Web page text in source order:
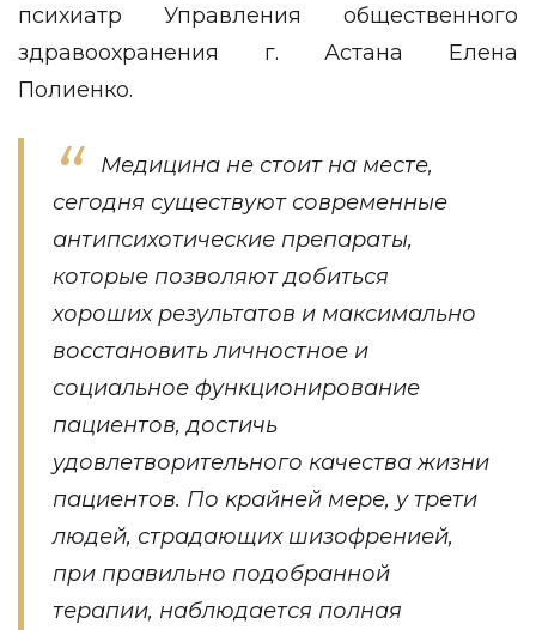
психиатр Управления общественного
здравоохранения г. Астана Елена
Полиенко.
Медицина не стоит на месте,
сегодня существуют современные
антипсихотические препараты,
которые позволяют добиться
хороших результатов и максимально
восстановить личностное и
социальное функционирование
пациентов, достичь
удовлетворительного качества жизни
пациентов. По крайней мере, у трети
людей, страдающих шизофренией,
при правильно подобранной
терапии, наблюдается полная